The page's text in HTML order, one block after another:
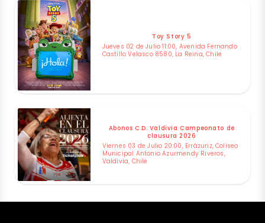
Toy Story 5
Jueves 02 de Julio 11:00, Avenida Fernando
Castillo Velasco 8580, La Reina, Chile
Abonos C.D. Valdivia Campeonato de
clausura 2026
Viernes 03 de Julio 20:00, Errázuriz, Coliseo
Municipal Antonio Azurmendy Riveros,
Valdivia, Chile